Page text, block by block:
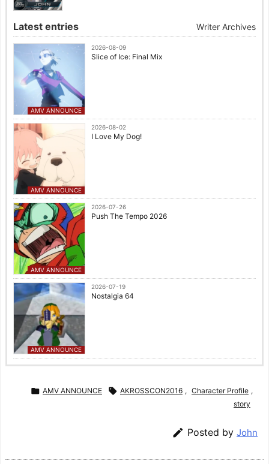
Latest entries Writer Archives
AMV ANNOUNCE
2026-08-09
Slice of Ice: Final Mix
AMV ANNOUNCE
2026-08-02
I Love My Dog!
AMV ANNOUNCE
2026-07-26
Push The Tempo 2026
AMV ANNOUNCE
2026-07-19
Nostalgia 64
 AMV ANNOUNCE  AKROSSCON2016 , Character Profile ,
story
 Posted by John